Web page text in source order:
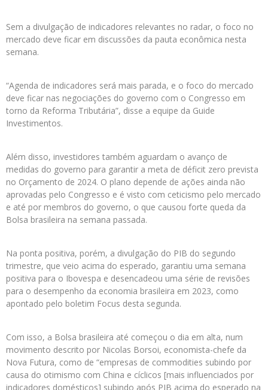
Sem a divulgação de indicadores relevantes no radar, o foco no
mercado deve ficar em discussões da pauta econômica nesta
semana.
“Agenda de indicadores será mais parada, e o foco do mercado
deve ficar nas negociações do governo com o Congresso em
torno da Reforma Tributária”, disse a equipe da Guide
Investimentos.
Além disso, investidores também aguardam o avanço de
medidas do governo para garantir a meta de déficit zero prevista
no Orçamento de 2024. O plano depende de ações ainda não
aprovadas pelo Congresso e é visto com ceticismo pelo mercado
e até por membros do governo, o que causou forte queda da
Bolsa brasileira na semana passada.
Na ponta positiva, porém, a divulgação do PIB do segundo
trimestre, que veio acima do esperado, garantiu uma semana
positiva para o Ibovespa e desencadeou uma série de revisões
para o desempenho da economia brasileira em 2023, como
apontado pelo boletim Focus desta segunda.
Com isso, a Bolsa brasileira até começou o dia em alta, num
movimento descrito por Nicolas Borsoi, economista-chefe da
Nova Futura, como de “empresas de commodities subindo por
causa do otimismo com China e cíclicos [mais influenciados por
indicadores domésticos] subindo após PIB acima do esperado na